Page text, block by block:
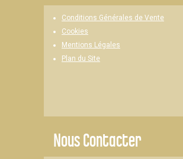
Conditions Générales de Vente
Cookies
Mentions Légales
Plan du Site
Nous Contacter